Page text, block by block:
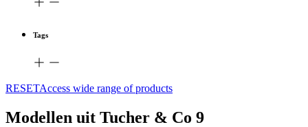
Tags
RESETAccess wide range of products
Modellen uit Tucher & Co 9